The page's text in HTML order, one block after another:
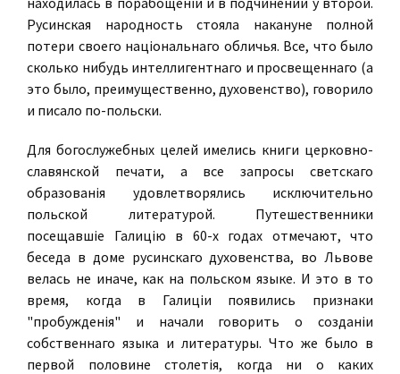
Русинская народность стояла накануне полной
потери своего нацiональнаго обличья. Все, что было
сколько нибудь интеллигентнаго и просвещеннаго (а
это было, преимущественно, духовенство), говорило
и писало по-польски.
Для богослужебных целей имелись книги церковно-
славянской печати, а все запросы светскаго
образованiя удовлетворялись исключительно
польской литературой. Путешественники
посещавшiе Галицiю в 60-х годах отмечают, что
беседа в доме русинскаго духовенства, во Львове
велась не иначе, как на польском языке. И это в то
время, когда в Галицiи появились признаки
"пробужденiя" и начали говорить о созданiи
собственнаго языка и литературы. Что же было в
первой половине столетiя, когда ни о каких